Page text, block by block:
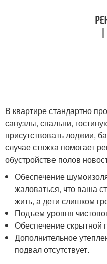
В квартире стандартно
санузлы, спальни,
присутствовать лоджии,
случае стяжка помогает
обустройстве полов
Обеспечение
жаловаться, что ваша
жить, а дети слишком
Подъем уровня
Обеспечение скрытной
Дополнительное
подвал отсутствует.